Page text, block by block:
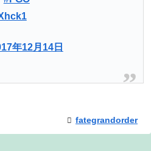
年12月14日
fategrandorder